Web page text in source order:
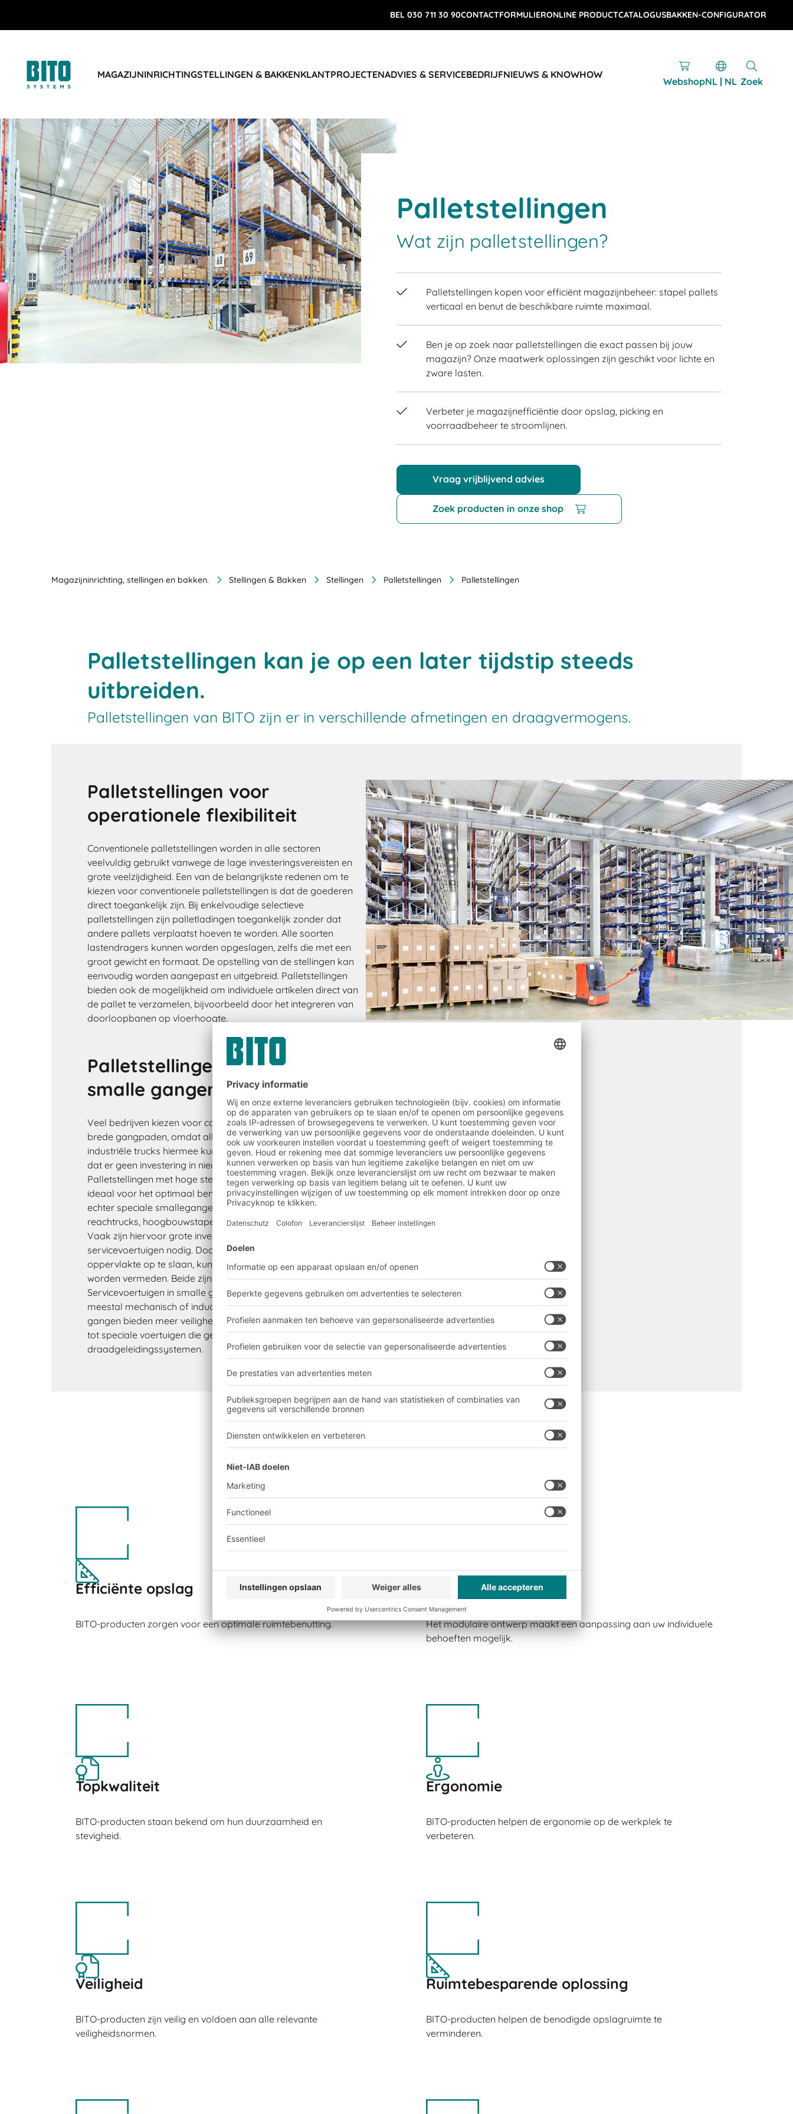
BEL 030 711 30 90CONTACTFORMULIERONLINE PRODUCTCATALOGUSBAKKEN-CONFIGURATOR
MAGAZIJNINRICHTINGSTELLINGEN & BAKKENKLANTPROJECTENADVIES & SERVICEBEDRIJFNIEUWS & KNOWHOW
WebshopNL | NL Zoek
Palletstellingen
Wat zijn palletstellingen?
Palletstellingen kopen voor efficiënt magazijnbeheer: stapel pallets
verticaal en benut de beschikbare ruimte maximaal.
Ben je op zoek naar palletstellingen die exact passen bij jouw
magazijn? Onze maatwerk oplossingen zijn geschikt voor lichte en
zware lasten.
Verbeter je magazijnefficiëntie door opslag, picking en
voorraadbeheer te stroomlijnen.
Vraag vrijblijvend advies
Zoek producten in onze shop
Magazijninrichting, stellingen en bakken. Stellingen & Bakken Stellingen Palletstellingen Palletstellingen
Palletstellingen kan je op een later tijdstip steeds
uitbreiden.
Palletstellingen van BITO zijn er in verschillende afmetingen en draagvermogens.
Palletstellingen voor
operationele flexibiliteit
Conventionele palletstellingen worden in alle sectoren
veelvuldig gebruikt vanwege de lage investeringsvereisten en
grote veelzijdigheid. Een van de belangrijkste redenen om te
kiezen voor conventionele palletstellingen is dat de goederen
direct toegankelijk zijn. Bij enkelvoudige selectieve
palletstellingen zijn palletladingen toegankelijk zonder dat
andere pallets verplaatst hoeven te worden. Alle soorten
lastendragers kunnen worden opgeslagen, zelfs die met een
groot gewicht en formaat. De opstelling van de stellingen kan
eenvoudig worden aangepast en uitgebreid. Palletstellingen
bieden ook de mogelijkheid om individuele artikelen direct van
de pallet te verzamelen, bijvoorbeeld door het integreren van
doorloopbanen op vloerhoogte.
Palletstellingen voor brede en
smalle gangen
Veel bedrijven kiezen voor conventionele palletstellingen met
brede gangpaden, omdat alle gangbare heftrucktypen en
industriële trucks hiermee kunnen worden gebruikt. Dit betekent
dat er geen investering in nieuwe industriële trucks nodig is.
Palletstellingen met hoge stellingen en smalle gangpaden zijn
ideaal voor het optimaal benutten van de ruimte. Er moeten
echter speciale smallegangentrucks worden gebruikt, zoals
reachtrucks, hoogbouwstapelaars en orderverzameltrucks.
Vaak zijn hiervoor grote investeringen in nieuwe
servicevoertuigen nodig. Door meer producten op dezelfde
oppervlakte op te slaan, kunnen uitbreidingen en nieuwbouw
worden vermeden. Beide zijn aanzienlijk duurder.
Servicevoertuigen in smalle gangenmagazijnen worden
meestal mechanisch of inductief geleid. Magazijnen met smalle
gangen bieden meer veiligheid, omdat de toegang beperkt is
tot speciale voertuigen die gebruikmaken van rail- of
draadgeleidingssystemen.
Voordelen
Efficiënte opslag
BITO-producten zorgen voor een optimale ruimtebenutting.
Veelzijdigheid
Het modulaire ontwerp maakt een aanpassing aan uw individuele
behoeften mogelijk.
Topkwaliteit
BITO-producten staan ​​bekend om hun duurzaamheid en
stevigheid.
Ergonomie
BITO-producten helpen de ergonomie op de werkplek te
verbeteren.
Veiligheid
BITO-producten zijn veilig en voldoen aan alle relevante
veiligheidsnormen.
Ruimtebesparende oplossing
BITO-producten helpen de benodigde opslagruimte te
verminderen.